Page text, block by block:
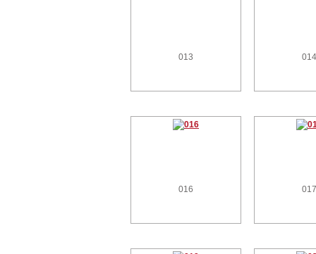
013 014
016 017